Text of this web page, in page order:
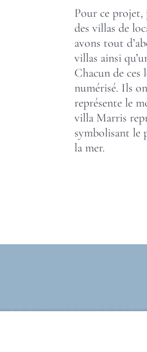
Pour ce projet,
des villas de
avons tout
villas ainsi
Chacun de ces
numérisé. Ils
représente le
villa Marris
symbolisant le
la mer.